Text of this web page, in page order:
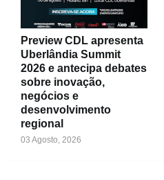
Preview CDL apresenta
Uberlândia Summit
2026 e antecipa debates
sobre inovação,
negócios e
desenvolvimento
regional
03 Agosto, 2026